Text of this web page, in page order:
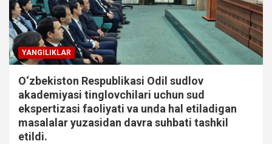
YANGILIKLAR
O‘zbekiston Respublikasi Odil sudlov
akademiyasi tinglovchilari uchun sud
ekspertizasi faoliyati va unda hal etiladigan
masalalar yuzasidan davra suhbati tashkil
etildi.